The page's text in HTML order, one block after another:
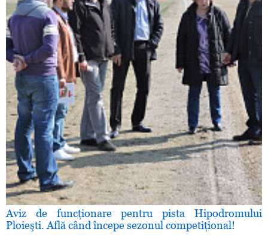
Aviz de funcţionare pentru pista Hipodromului
Ploieşti. Află când începe sezonul competiţional!